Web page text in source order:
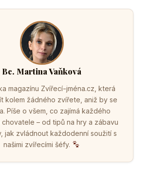
Bc. Martina Vaňková
magazínu Zvířecí-jména.cz, která
kolem žádného zvířete, aniž by se
Píše o všem, co zajímá každého
– od tipů na hry a zábavu
jak zvládnout každodenní soužití s
našimi zvířecími šéfy.